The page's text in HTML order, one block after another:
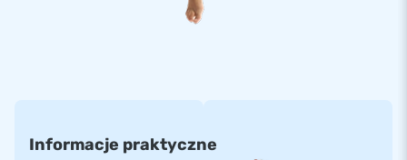
Informacje praktyczne